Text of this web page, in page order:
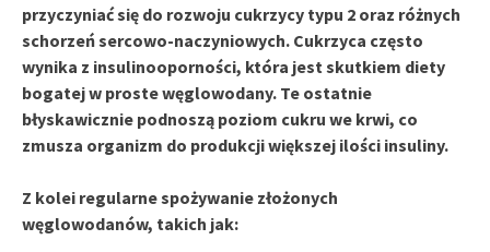
przyczyniać się do rozwoju cukrzycy typu 2 oraz różnych
schorzeń sercowo-naczyniowych. Cukrzyca często
wynika z insulinooporności, która jest skutkiem diety
bogatej w proste węglowodany. Te ostatnie
błyskawicznie podnoszą poziom cukru we krwi, co
zmusza organizm do produkcji większej ilości insuliny.
Z kolei regularne spożywanie złożonych
węglowodanów, takich jak: